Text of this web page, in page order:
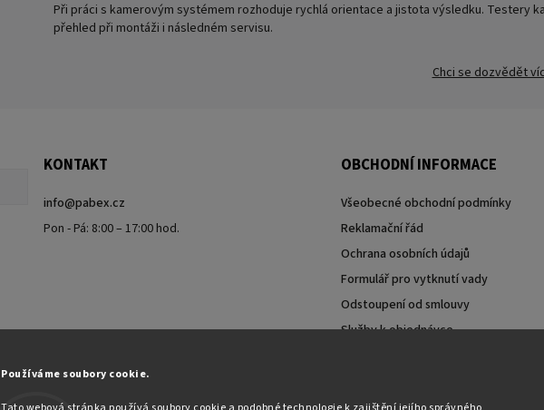
Používáme soubory cookie.
Při práci s kamerovým systémem rozhoduje rychlá orientace a jistota výsledku. Testery
přehled při montáži i následném servisu.
Chci se dozvědět
KONTAKT
info@pabex.cz
Pon - Pá: 8:00 – 17:00 hod.
OBCHODNÍ INFORMACE
Všeobecné obchodní podmínky
Reklamační řád
Ochrana osobních údajů
Formulář pro vytknutí vady
Odstoupení od smlouvy
Služby k objednávce